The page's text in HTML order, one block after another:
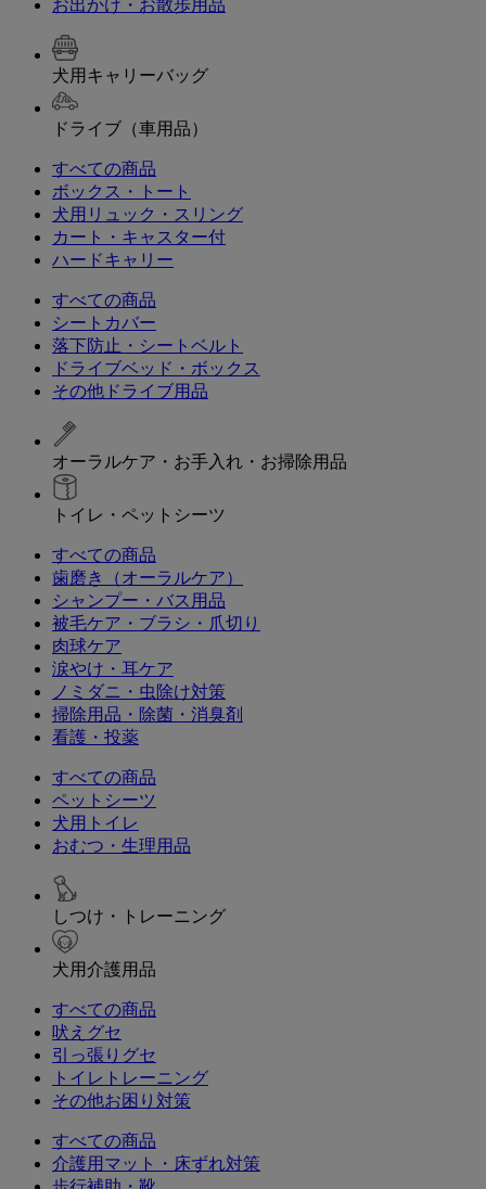
お出かけ・お散歩用品
犬用キャリーバッグ
ドライブ（車用品）
すべての商品
ボックス・トート
犬用リュック・スリング
カート・キャスター付
ハードキャリー
すべての商品
シートカバー
落下防止・シートベルト
ドライブベッド・ボックス
その他ドライブ用品
オーラルケア・お手入れ・お掃除用品
トイレ・ペットシーツ
すべての商品
歯磨き（オーラルケア）
シャンプー・バス用品
被毛ケア・ブラシ・爪切り
肉球ケア
涙やけ・耳ケア
ノミダニ・虫除け対策
掃除用品・除菌・消臭剤
看護・投薬
すべての商品
ペットシーツ
犬用トイレ
おむつ・生理用品
しつけ・トレーニング
犬用介護用品
すべての商品
吠えグセ
引っ張りグセ
トイレトレーニング
その他お困り対策
すべての商品
介護用マット・床ずれ対策